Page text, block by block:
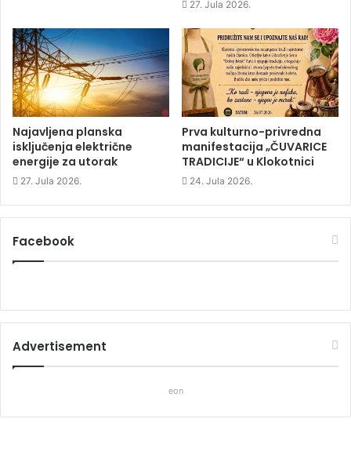
i
n
d
o
w
)
n
d
o
w
)
i
d
o
w
)
27. Jula 2026.
Najavljena planska
isključenja električne
energije za utorak
27. Jula 2026.
Prva kulturno-privredna
manifestacija „ČUVARICE
TRADICIJE“ u Klokotnici
24. Jula 2026.
Facebook
Advertisement
eon